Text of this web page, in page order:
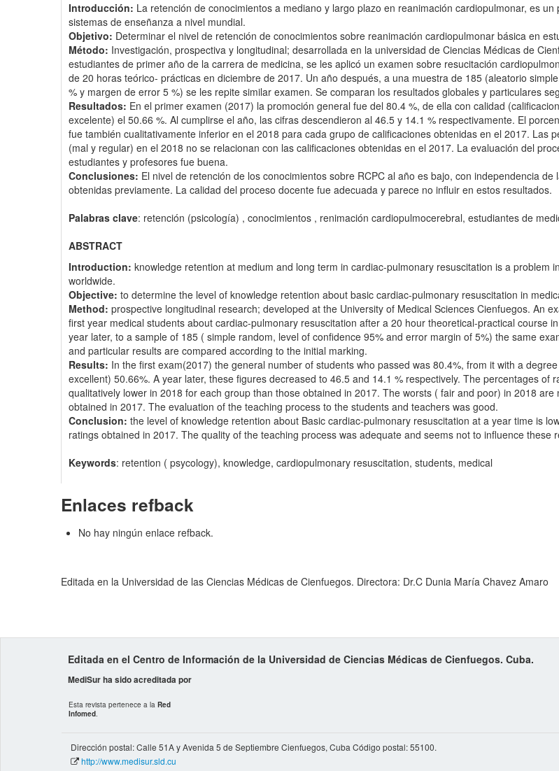
Introducción: La retención de conocimientos a mediano y largo plazo en reanimación cardiopulmonar, es un
sistemas de enseñanza a nivel mundial.
Objetivo: Determinar el nivel de retención de conocimientos sobre reanimación cardiopulmonar básica en
Método: Investigación, prospectiva y longitudinal; desarrollada en la universidad de Ciencias Médicas de
estudiantes de primer año de la carrera de medicina, se les aplicó un examen sobre resucitación
de 20 horas teórico- prácticas en diciembre de 2017. Un año después, a una muestra de 185 (aleatorio
% y margen de error 5 %) se les repite similar examen. Se comparan los resultados globales y particulares
Resultados: En el primer examen (2017) la promoción general fue del 80.4 %, de ella con calidad
excelente) el 50.66 %. Al cumplirse el año, las cifras descendieron al 46.5 y 14.1 % respectivamente. El
fue también cualitativamente inferior en el 2018 para cada grupo de calificaciones obtenidas en el 2017. Las
(mal y regular) en el 2018 no se relacionan con las calificaciones obtenidas en el 2017. La evaluación del
estudiantes y profesores fue buena.
Conclusiones: El nivel de retención de los conocimientos sobre RCPC al año es bajo, con independencia de
obtenidas previamente. La calidad del proceso docente fue adecuada y parece no influir en estos resultados.
Palabras clave: retención (psicología) , conocimientos , renimación cardiopulmocerebral, estudiantes de
ABSTRACT
Introduction: knowledge retention at medium and long term in cardiac-pulmonary resuscitation is a problem
worldwide.
Objective: to determine the level of knowledge retention about basic cardiac-pulmonary resuscitation in
Method: prospective longitudinal research; developed at the University of Medical Sciences Cienfuegos. An
first year medical students about cardiac-pulmonary resuscitation after a 20 hour theoretical-practical course
year later, to a sample of 185 ( simple random, level of confidence 95% and error margin of 5%) the same
and particular results are compared according to the initial marking.
Results: In the first exam(2017) the general number of students who passed was 80.4%, from it with a
excellent) 50.66%. A year later, these figures decreased to 46.5 and 14.1 % respectively. The percentages of
qualitatively lower in 2018 for each group than those obtained in 2017. The worsts ( fair and poor) in 2018 are
obtained in 2017. The evaluation of the teaching process to the students and teachers was good.
Conclusion: the level of knowledge retention about Basic cardiac-pulmonary resuscitation at a year time is
ratings obtained in 2017. The quality of the teaching process was adequate and seems not to influence these
Keywords: retention ( psycology), knowledge, cardiopulmonary resuscitation, students, medical
Enlaces refback
No hay ningún enlace refback.
Editada en la Universidad de las Ciencias Médicas de Cienfuegos. Directora: Dr.C Dunia María Chavez Amaro
Editada en el Centro de Información de la Universidad de Ciencias Médicas de Cienfuegos. Cuba.
MediSur ha sido acreditada por
Esta revista pertenece a la Red
Infomed.
Dirección postal: Calle 51A y Avenida 5 de Septiembre Cienfuegos, Cuba Código postal: 55100.
http://www.medisur.sld.cu